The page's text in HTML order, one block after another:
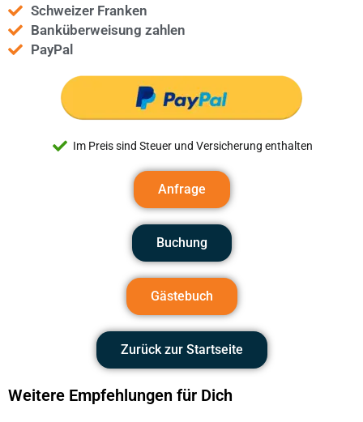
Schweizer Franken
Banküberweisung zahlen
PayPal
Im Preis sind Steuer und Versicherung enthalten
Anfrage
Buchung
Gästebuch
Zurück zur Startseite
Weitere Empfehlungen für Dich